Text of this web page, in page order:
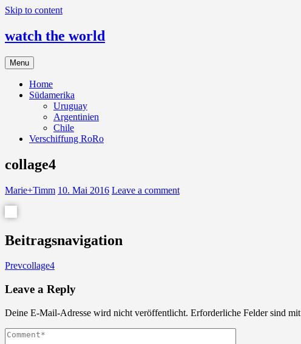
Skip to content
watch the world
Menu
Home
Südamerika
Uruguay
Argentinien
Chile
Verschiffung RoRo
collage4
Marie+Timm 10. Mai 2016 Leave a comment
Beitragsnavigation
Prevcollage4
Leave a Reply
Deine E-Mail-Adresse wird nicht veröffentlicht. Erforderliche Felder sind mit